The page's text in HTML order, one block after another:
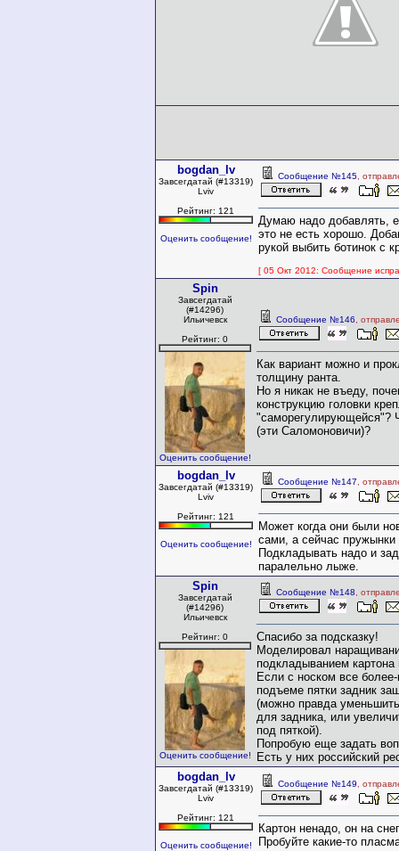
bogdan_lv
Завсегдатай (#13319)
Lviv
Рейтинг: 121
Оценить сообщение!
Сообщение №145 ,
Думаю надо добавлять,
это не есть хорошо.
рукой выбить ботинок с
[ 05 Окт 2012: Сообщение
Spin
Завсегдатай
(#14296)
Ильичевск
Рейтинг: 0
Оценить сообщение!
Сообщение №146 ,
Как вариант можно и
толщину ранта.
Но я никак не въеду,
конструкцию головки
"саморегулирующейся"?
(эти Саломоновичи)?
bogdan_lv
Завсегдатай (#13319)
Lviv
Рейтинг: 121
Оценить сообщение!
Сообщение №147 ,
Может когда они были
сами, а сейчас пружынки
Подкладывать надо и
паралельно лыже.
Spin
Завсегдатай
(#14296)
Ильичевск
Рейтинг: 0
Оценить сообщение!
Сообщение №148 ,
Спасибо за подсказку!
Моделировал
подкладыванием картона
Если с носком все
подъеме пятки задник
(можно правда
для задника, или
под пяткой).
Попробую еще задать
Есть у них российский
bogdan_lv
Завсегдатай (#13319)
Lviv
Рейтинг: 121
Оценить сообщение!
Сообщение №149 ,
Картон ненадо, он на
Пробуйте какие-то